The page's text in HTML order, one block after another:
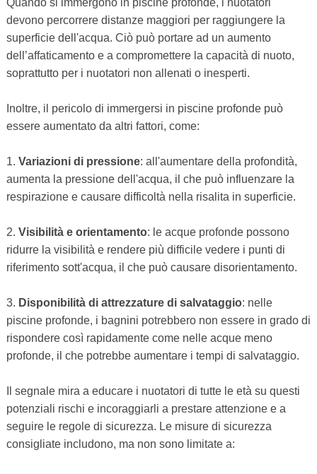
Quando si immergono in piscine profonde, i nuotatori
devono percorrere distanze maggiori per raggiungere la
superficie dell'acqua. Ciò può portare ad un aumento
dell’affaticamento e a compromettere la capacità di nuoto,
soprattutto per i nuotatori non allenati o inesperti.
Inoltre, il pericolo di immergersi in piscine profonde può
essere aumentato da altri fattori, come:
1. Variazioni di pressione: all'aumentare della profondità,
aumenta la pressione dell'acqua, il che può influenzare la
respirazione e causare difficoltà nella risalita in superficie.
2. Visibilità e orientamento: le acque profonde possono
ridurre la visibilità e rendere più difficile vedere i punti di
riferimento sott'acqua, il che può causare disorientamento.
3. Disponibilità di attrezzature di salvataggio: nelle
piscine profonde, i bagnini potrebbero non essere in grado di
rispondere così rapidamente come nelle acque meno
profonde, il che potrebbe aumentare i tempi di salvataggio.
Il segnale mira a educare i nuotatori di tutte le età su questi
potenziali rischi e incoraggiarli a prestare attenzione e a
seguire le regole di sicurezza. Le misure di sicurezza
consigliate includono, ma non sono limitate a: